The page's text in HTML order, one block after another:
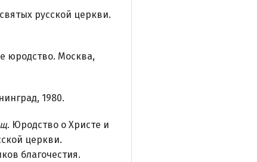
русской церкви.
юродство. Москва,
1980.
. Юродство о Христе и
церкви.
благочестия.